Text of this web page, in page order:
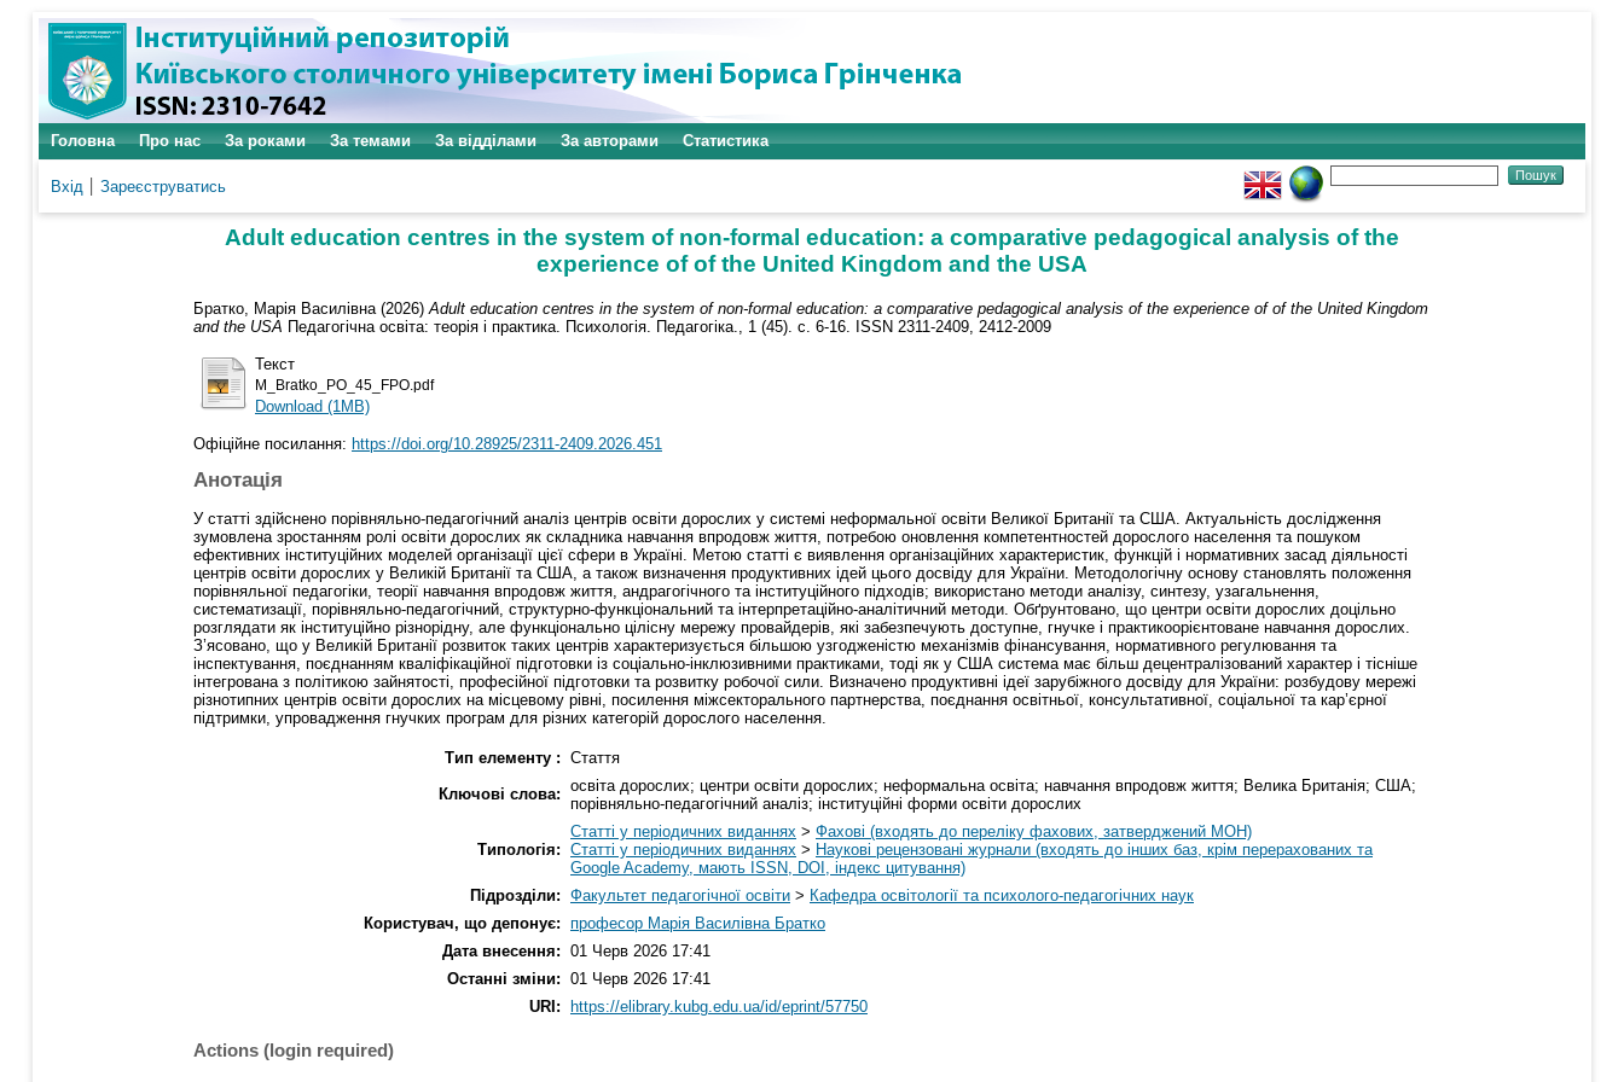
Головна Про нас За роками За темами За відділами За авторами Статистика
Вхід Зареєструватись
Adult education centres in the system of non-formal education: a comparative pedagogical analysis of the
experience of of the United Kingdom and the USA
Братко, Марія Василівна (2026) Adult education centres in the system of non-formal education: a comparative pedagogical analysis of the experience of of the United Kingdom
and the USA Педагогічна освіта: теорія і практика. Психологія. Педагогіка., 1 (45). с. 6-16. ISSN 2311-2409, 2412-2009
Текст
M_Bratko_PO_45_FPO.pdf
Download (1MB)
Офіційне посилання: https://doi.org/10.28925/2311-2409.2026.451
Анотація
У статті здійснено порівняльно-педагогічний аналіз центрів освіти дорослих у системі неформальної освіти Великої Британії та США. Актуальність дослідження
зумовлена зростанням ролі освіти дорослих як складника навчання впродовж життя, потребою оновлення компетентностей дорослого населення та пошуком
ефективних інституційних моделей організації цієї сфери в Україні. Метою статті є виявлення організаційних характеристик, функцій і нормативних засад діяльності
центрів освіти дорослих у Великій Британії та США, а також визначення продуктивних ідей цього досвіду для України. Методологічну основу становлять положення
порівняльної педагогіки, теорії навчання впродовж життя, андрагогічного та інституційного підходів; використано методи аналізу, синтезу, узагальнення,
систематизації, порівняльно-педагогічний, структурно-функціональний та інтерпретаційно-аналітичний методи. Обґрунтовано, що центри освіти дорослих доцільно
розглядати як інституційно різнорідну, але функціонально цілісну мережу провайдерів, які забезпечують доступне, гнучке і практикоорієнтоване навчання дорослих.
З’ясовано, що у Великій Британії розвиток таких центрів характеризується більшою узгодженістю механізмів фінансування, нормативного регулювання та
інспектування, поєднанням кваліфікаційної підготовки із соціально-інклюзивними практиками, тоді як у США система має більш децентралізований характер і тісніше
інтегрована з політикою зайнятості, професійної підготовки та розвитку робочої сили. Визначено продуктивні ідеї зарубіжного досвіду для України: розбудову мережі
різнотипних центрів освіти дорослих на місцевому рівні, посилення міжсекторального партнерства, поєднання освітньої, консультативної, соціальної та кар’єрної
підтримки, упровадження гнучких програм для різних категорій дорослого населення.
Тип елементу : Стаття
Ключові слова: освіта дорослих; центри освіти дорослих; неформальна освіта; навчання впродовж життя; Велика Британія; США;
порівняльно-педагогічний аналіз; інституційні форми освіти дорослих
Типологія:
Статті у періодичних виданнях > Фахові (входять до переліку фахових, затверджений МОН)
Статті у періодичних виданнях > Наукові рецензовані журнали (входять до інших баз, крім перерахованих та
Google Academy, мають ISSN, DOI, індекс цитування)
Підрозділи: Факультет педагогічної освіти > Кафедра освітології та психолого-педагогічних наук
Користувач, що депонує: професор Марія Василівна Братко
Дата внесення: 01 Черв 2026 17:41
Останні зміни: 01 Черв 2026 17:41
URI:
https://elibrary.kubg.edu.ua/id/eprint/57750
Actions (login required)